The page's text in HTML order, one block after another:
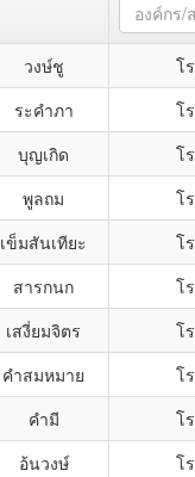
องค์กร/
วงษ์ชู โ
ระคำภา โ
บุญเกิด โ
พูลถม โ
เข็มสันเทียะ โ
สารกนก โ
เสงี่ยมจิตร โ
คำสมหมาย โ
คำมี โ
อ้นวงษ์ โ